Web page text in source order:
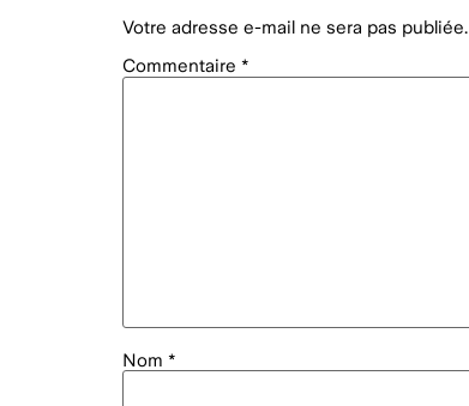
Votre adresse e-mail ne sera pas publiée.
Commentaire *
Nom *